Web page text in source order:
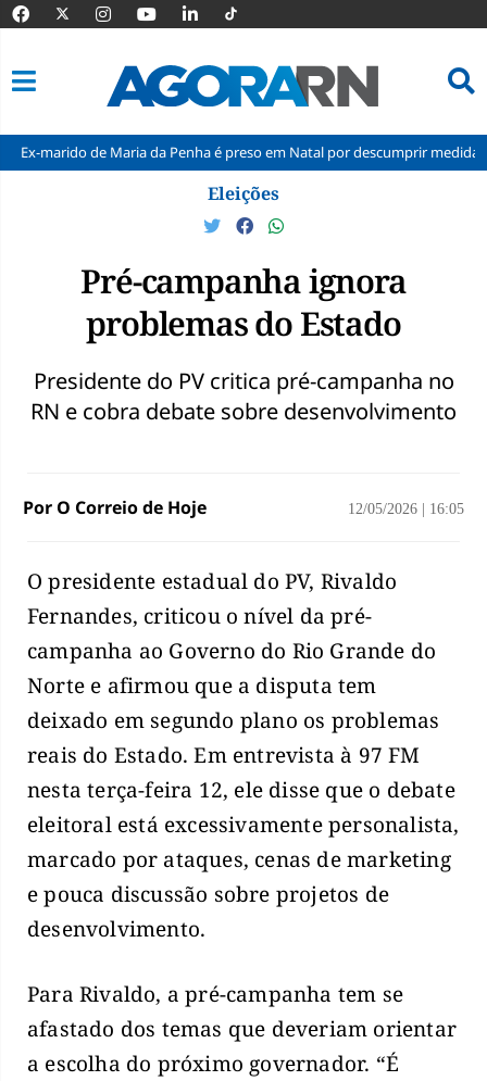
Maria da Penha é preso em Natal por descumprir medida protetiva
Eleições
Pré-campanha ignora
problemas do Estado
Presidente do PV critica pré-campanha no
RN e cobra debate sobre desenvolvimento
Por O Correio de Hoje 12/05/2026 16:05
O presidente estadual do PV, Rivaldo
Fernandes, criticou o nível da pré-
campanha ao Governo do Rio Grande do
Norte e afirmou que a disputa tem
deixado em segundo plano os problemas
reais do Estado. Em entrevista à 97 FM
nesta terça-feira 12, ele disse que o debate
eleitoral está excessivamente personalista,
marcado por ataques, cenas de marketing
e pouca discussão sobre projetos de
desenvolvimento.
Para Rivaldo, a pré-campanha tem se
afastado dos temas que deveriam orientar
a escolha do próximo governador. “É